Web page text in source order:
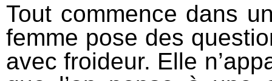
Tout commence dans
femme pose des
avec froideur. Elle